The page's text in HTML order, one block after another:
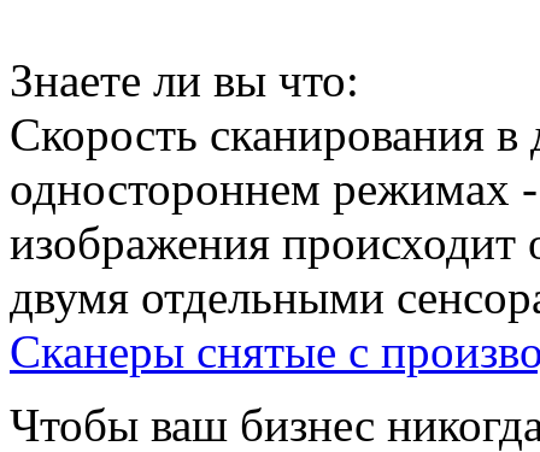
Знаете ли вы что:
Скорость сканирования
одностороннем режимах
изображения происходит
двумя отдельными
Сканеры снятые с
Чтобы ваш бизнес